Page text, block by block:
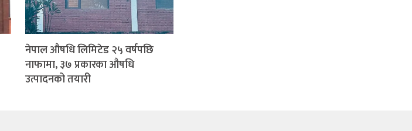
नेपाल औषधि लिमिटेड २५ वर्षपछि
नाफामा, ३७ प्रकारका औषधि
उत्पादनको तयारी